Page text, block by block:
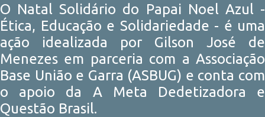
O Natal Solidário do Papai Noel Azul -
Ética, Educação e Solidariedade - é uma
ação idealizada por Gilson José de
Menezes em parceria com a Associação
Base União e Garra (ASBUG) e conta com
o apoio da A Meta Dedetizadora e
Questão Brasil.